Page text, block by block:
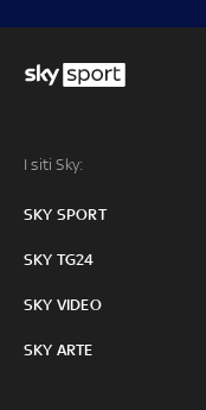
I siti Sky:
SKY SPORT
SKY TG24
SKY VIDEO
SKY ARTE